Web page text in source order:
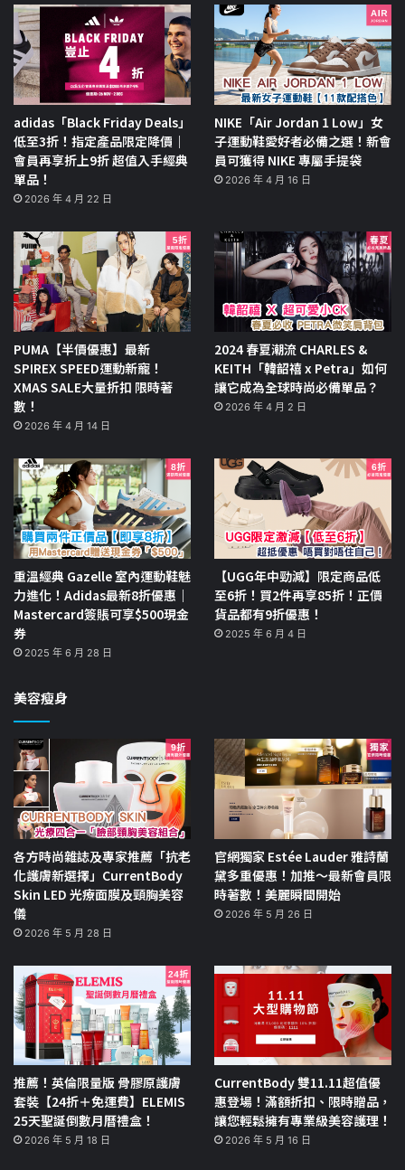
adidas「Black Friday Deals」
低至3折！指定產品限定降價｜
會員再享折上9折 超值入手經典
單品！
2026 年 4 月 22 日
NIKE「Air Jordan 1 Low」女
子運動鞋愛好者必備之選！新會
員可獲得 NIKE 專屬手提袋
2026 年 4 月 16 日
PUMA【半價優惠】最新
SPIREX SPEED運動新寵！
XMAS SALE大量折扣 限時著
數！
2026 年 4 月 14 日
2024 春夏潮流 CHARLES &
KEITH「韓韶禧 x Petra」如何
讓它成為全球時尚必備單品？
2026 年 4 月 2 日
重溫經典 Gazelle 室內運動鞋魅
力進化！Adidas最新8折優惠｜
Mastercard簽賬可享$500現金
券
2025 年 6 月 28 日
【UGG年中勁減】限定商品低
至6折！買2件再享85折！正價
貨品都有9折優惠！
2025 年 6 月 4 日
美容瘦身
各方時尚雜誌及專家推薦「抗老
化護膚新選擇」CurrentBody
Skin LED 光療面膜及頸胸美容
儀
2026 年 5 月 28 日
官網獨家 Estée Lauder 雅詩蘭
黛多重優惠！加推～最新會員限
時著數！美麗瞬間開始
2026 年 5 月 26 日
推薦！英倫限量版 骨膠原護膚
套裝【24折＋免運費】ELEMIS
25天聖誕倒數月曆禮盒！
2026 年 5 月 18 日
CurrentBody 雙11.11超值優
惠登場！滿額折扣、限時贈品，
讓您輕鬆擁有專業級美容護理！
2026 年 5 月 16 日